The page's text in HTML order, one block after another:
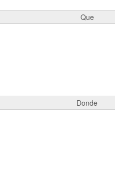
Que
Donde